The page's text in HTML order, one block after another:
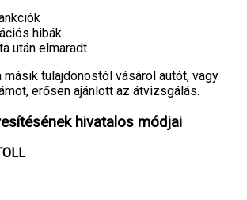
hibák
után elmaradt
másik tulajdonostól vásárol autót, vagy
erősen ajánlott az átvizsgálás.
hivatalos módjai